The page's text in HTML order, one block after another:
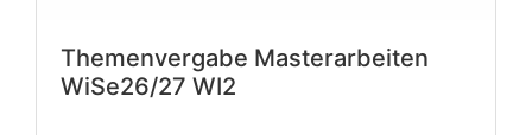
Themenvergabe Masterarbeiten
WiSe26/27 WI2